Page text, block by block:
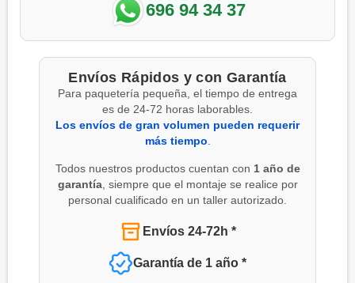
696 94 34 37
Envíos Rápidos y con Garantía
Para paquetería pequeña, el tiempo de entrega
es de 24-72 horas laborables.
Los envíos de gran volumen pueden requerir
más tiempo
Todos nuestros productos cuentan con 1 año de
garantía, siempre que el montaje se realice por
personal cualificado en un taller autorizado.
Envíos 24-72h *
Garantía de 1 año *